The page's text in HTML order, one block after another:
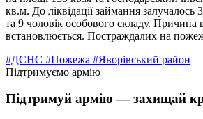
кв.м. До ліквідації займання залучалось
та 9 чоловік особового складу.
встановлюється. Постраждалих на
#ДСНС #Пожежа #Яворівський район
Підтримуємо армію
Підтримуй армію — захищай